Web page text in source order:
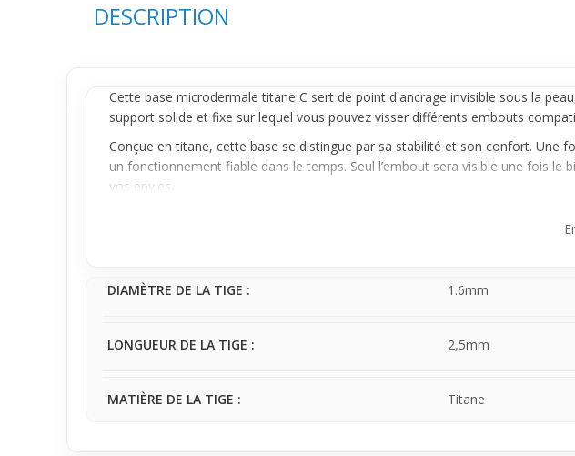
DESCRIPTION
Cette base microdermale titane C sert de point d'ancrage invisible sous la
support solide et fixe sur lequel vous pouvez visser différents embouts
Conçue en titane, cette base se distingue par sa stabilité et son confort. Une
un fonctionnement fiable dans le temps. Seul l’embout sera visible une fois
vos envies.
discrète et stable au quotidien, faisant de cette base un choix pratique et
DIAMÈTRE DE LA TIGE : 1.6mm
LONGUEUR DE LA TIGE : 2,5mm
MATIÈRE DE LA TIGE : Titane